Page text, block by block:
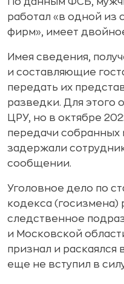
работал «в одной из
фирм», имеет
Имея сведения,
и составляющие
передать их
разведки. Для этого
ЦРУ, но в октябре
передачи собранных
задержали
сообщении.
Уголовное дело по
кодекса (госизмена)
следственное
и Московской
признал и раскаялся
еще не вступил в